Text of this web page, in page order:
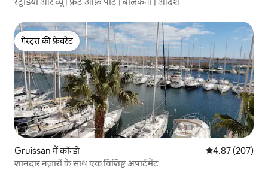
गेस्ट्स की फ़ेवरेट
गेस्ट्स की फ़ेवरेट
Gruissan में कॉन्डो औसत रेटिंग 5 में से
4.87 (207)
शानदार नज़ारों के साथ एक विशिष्ट अपार्टमेंट